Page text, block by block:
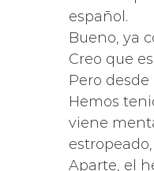
español.
Bueno, ya
Creo que
Pero
Hemos
viene
Aparte, el